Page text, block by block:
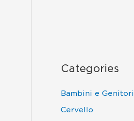
Categories
Bambini e Genitori
Cervello